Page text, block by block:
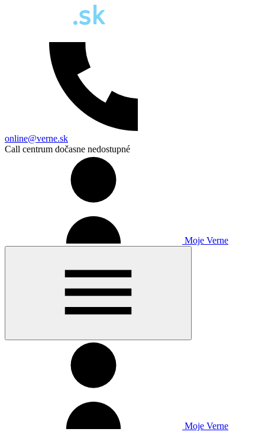
online@verne.sk
Call centrum dočasne nedostupné
Moje Verne
Moje Verne